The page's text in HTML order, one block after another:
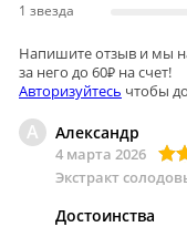
1 звезда
Напишите отзыв и мы
за него до 60₽ на счет!
Авторизуйтесь чтобы
А Александр
4 марта 2026
Экстракт
Достоинства